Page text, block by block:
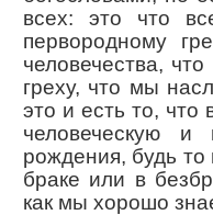
всех: это что
первородному
человечества,
греху, что мы
это и есть то,
человеческую
рождения, будь
браке или в
как мы хорошо